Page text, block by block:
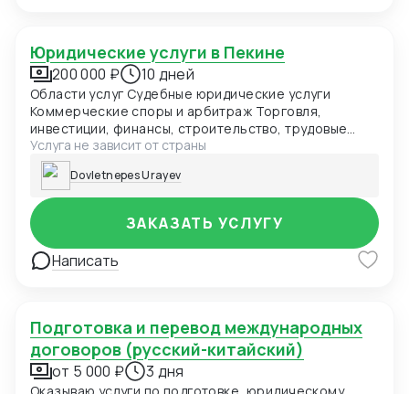
Юридические услуги в Пекине
200 000 ₽ 10 дней
Области услуг Судебные юридические услуги
Коммерческие споры и арбитраж Торговля,
инвестиции, финансы, строительство, трудовые
споры Административные споры Государственные
изъятия земель, административные нарушения
Гражданские споры Брак, недвижимость, деликты,
наследство Уголовные дела Преступления
юридических лиц, экономические преступления
Постоянное юридическое сопровождение
Юридические услуги для государственных органов
Юридические услуги для государственных и частных
компаний Юридические услуги для новых и
специальных отраслей Юридические услуги для
обычных коммерческих предприятий
Специализированные юридические услуги
Корпоративное управление Управление трудовыми
Услуга не зависит от страны
Dovletnepes Urayev
Написать
ЗАКАЗАТЬ УСЛУГУ
Подготовка и перевод международных
договоров (русский-китайский)
от 5 000 ₽ 3 дня